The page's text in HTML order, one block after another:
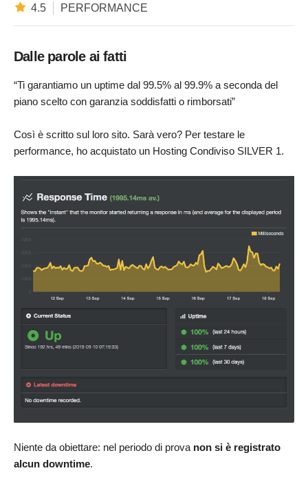
4.5 PERFORMANCE
Dalle parole ai fatti
“Ti garantiamo un uptime dal 99.5% al 99.9% a seconda del
piano scelto con garanzia soddisfatti o rimborsati”
Così è scritto sul loro sito. Sarà vero? Per testare le
performance, ho acquistato un Hosting Condiviso SILVER 1.
Niente da obiettare: nel periodo di prova non si è registrato
alcun downtime.